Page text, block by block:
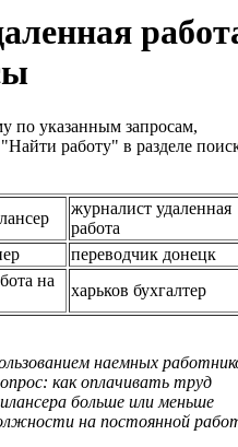
по указанным запросам,
работу" в разделе
журналист удаленная
работа
переводчик донецк
на
харьков бухгалтер
наемных
как оплачивать труд
больше или меньше
на постоянной